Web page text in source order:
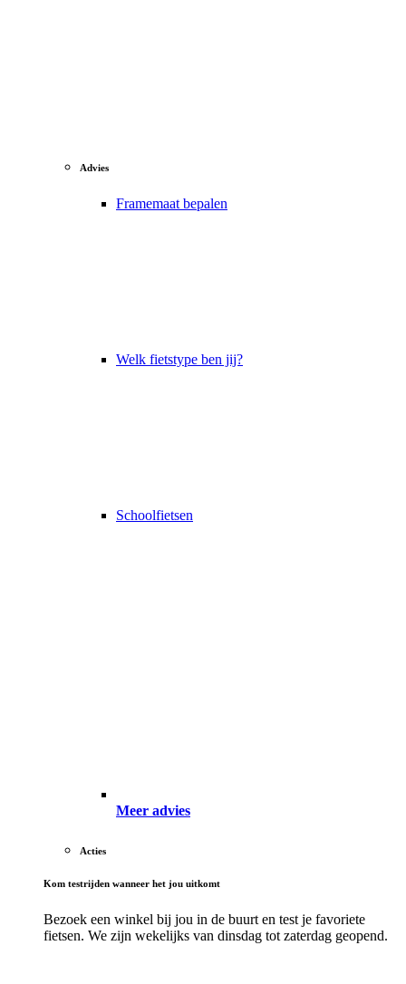
Advies
Framemaat bepalen
Welk fietstype ben jij?
Schoolfietsen
Meer advies
Acties
Kom testrijden wanneer het jou uitkomt
Bezoek een winkel bij jou in de buurt en test je favoriete
fietsen. We zijn wekelijks van dinsdag tot zaterdag geopend.